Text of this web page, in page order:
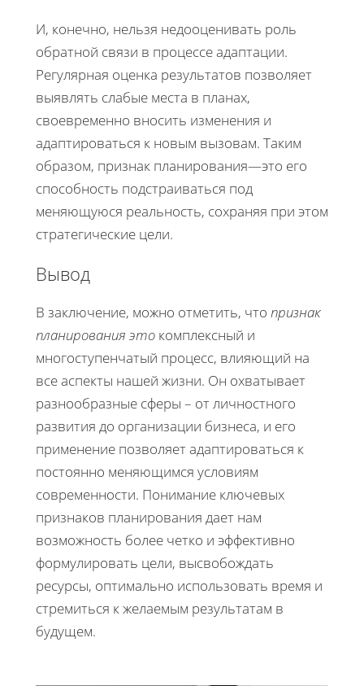
И, конечно, нельзя недооценивать роль
обратной связи в процессе адаптации.
Регулярная оценка результатов позволяет
выявлять слабые места в планах,
своевременно вносить изменения и
адаптироваться к новым вызовам. Таким
образом, признак планирования—это его
способность подстраиваться под
меняющуюся реальность, сохраняя при этом
стратегические цели.
Вывод
В заключение, можно отметить, что признак
планирования это комплексный и
многоступенчатый процесс, влияющий на
все аспекты нашей жизни. Он охватывает
разнообразные сферы – от личностного
развития до организации бизнеса, и его
применение позволяет адаптироваться к
постоянно меняющимся условиям
современности. Понимание ключевых
признаков планирования дает нам
возможность более четко и эффективно
формулировать цели, высвобождать
ресурсы, оптимально использовать время и
стремиться к желаемым результатам в
будущем.